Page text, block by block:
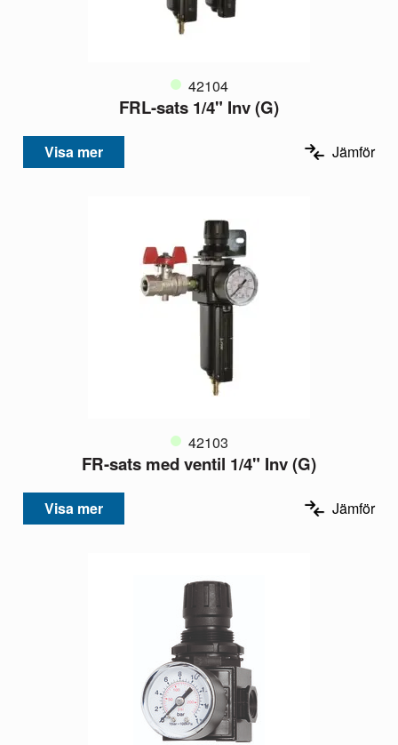
42104
FRL-sats 1/4" Inv (G)
Visa mer Jämför
42103
FR-sats med ventil 1/4" Inv (G)
Visa mer Jämför